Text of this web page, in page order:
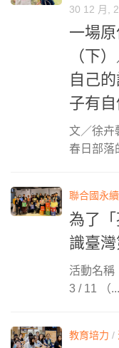
30 12 月,
一場
（下
自己
子有自
文／徐卉
春日部落
聯合國永
為了
識臺
活動名稱
3 / 11 （...
教育培力 /